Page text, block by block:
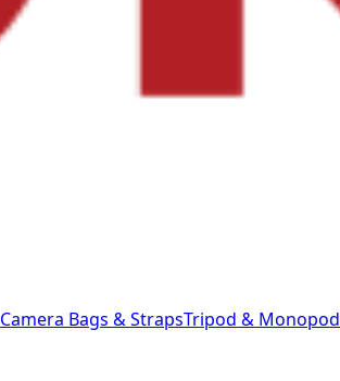
Camera Bags & StrapsTripod & Monopod